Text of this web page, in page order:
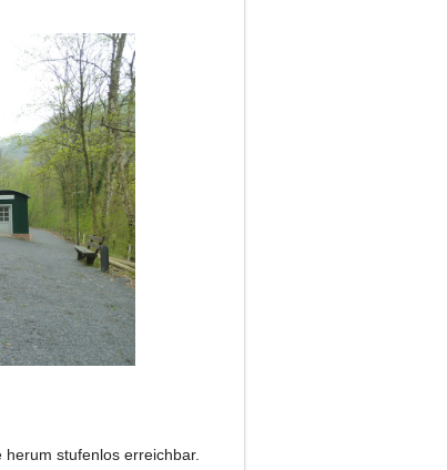
stufenlos erreichbar.